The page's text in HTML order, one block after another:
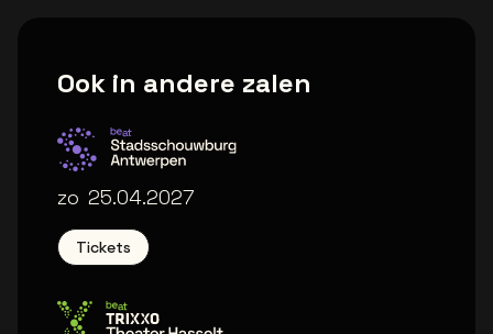
Ook in andere zalen
Stadsschouwburg Antwerpen
zo 25.04.2027
Tickets